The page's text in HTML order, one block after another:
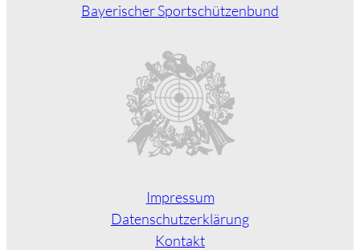
Bayerischer Sportschützenbund
Impressum
Datenschutzerklärung
Kontakt